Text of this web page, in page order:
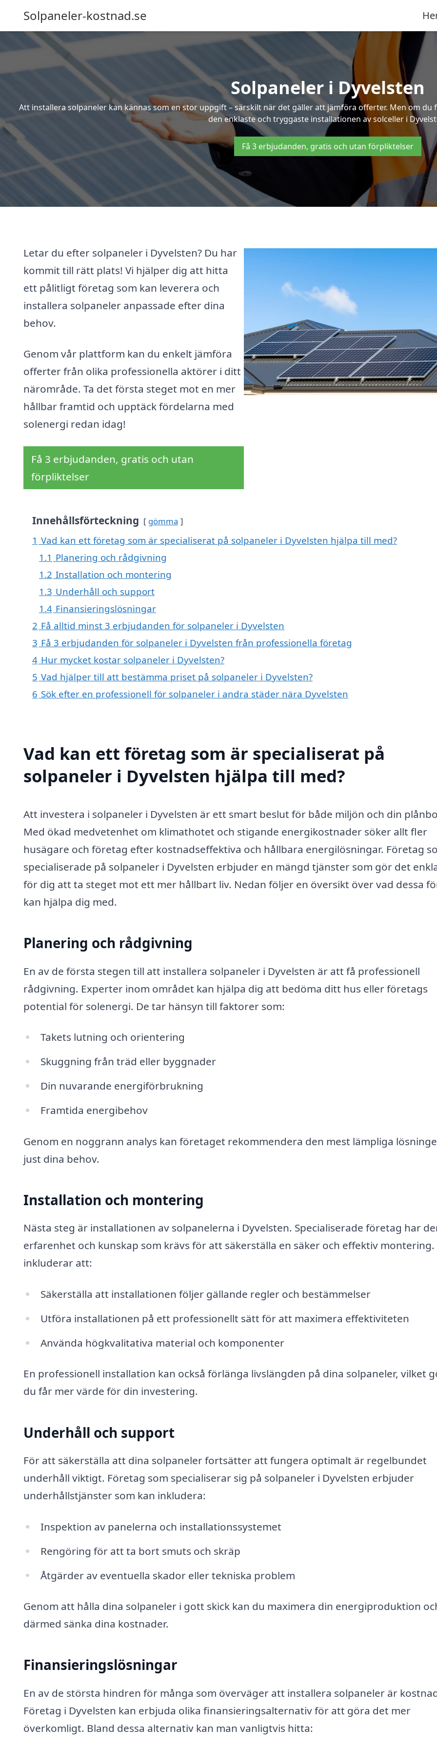
Solpaneler-kostnad.se
Solpaneler i Dyvelsten
Att installera solpaneler kan kännas som en stor uppgift – särskilt när det gäller att jämföra offerter. Men om
den enklaste och tryggaste installationen av solceller i
Få 3 erbjudanden, gratis och utan förpliktelser
Letar du efter solpaneler i Dyvelsten? Du har
kommit till rätt plats! Vi hjälper dig att hitta
ett pålitligt företag som kan leverera och
installera solpaneler anpassade efter dina
behov.
Genom vår plattform kan du enkelt jämföra
offerter från olika professionella aktörer i ditt
närområde. Ta det första steget mot en mer
hållbar framtid och upptäck fördelarna med
solenergi redan idag!
Få 3 erbjudanden, gratis och utan
förpliktelser
Innehållsförteckning gömma
1 Vad kan ett företag som är specialiserat på solpaneler i Dyvelsten hjälpa till med?
1.1 Planering och rådgivning
1.2 Installation och montering
1.3 Underhåll och support
1.4 Finansieringslösningar
2 Få alltid minst 3 erbjudanden för solpaneler i Dyvelsten
3 Få 3 erbjudanden för solpaneler i Dyvelsten från professionella företag
4 Hur mycket kostar solpaneler i Dyvelsten?
5 Vad hjälper till att bestämma priset på solpaneler i Dyvelsten?
6 Sök efter en professionell för solpaneler i andra städer nära Dyvelsten
Vad kan ett företag som är specialiserat på
solpaneler i Dyvelsten hjälpa till med?
Att investera i solpaneler i Dyvelsten är ett smart beslut för både miljön och din
Med ökad medvetenhet om klimathotet och stigande energikostnader söker allt fler
husägare och företag efter kostnadseffektiva och hållbara energilösningar. Företag
specialiserade på solpaneler i Dyvelsten erbjuder en mängd tjänster som gör det
för dig att ta steget mot ett mer hållbart liv. Nedan följer en översikt över vad dessa
kan hjälpa dig med.
Planering och rådgivning
En av de första stegen till att installera solpaneler i Dyvelsten är att få professionell
rådgivning. Experter inom området kan hjälpa dig att bedöma ditt hus eller företags
potential för solenergi. De tar hänsyn till faktorer som:
Takets lutning och orientering
Skuggning från träd eller byggnader
Din nuvarande energiförbrukning
Framtida energibehov
Genom en noggrann analys kan företaget rekommendera den mest lämpliga
just dina behov.
Installation och montering
Nästa steg är installationen av solpanelerna i Dyvelsten. Specialiserade företag har
erfarenhet och kunskap som krävs för att säkerställa en säker och effektiv montering.
inkluderar att:
Säkerställa att installationen följer gällande regler och bestämmelser
Utföra installationen på ett professionellt sätt för att maximera effektiviteten
Använda högkvalitativa material och komponenter
En professionell installation kan också förlänga livslängden på dina solpaneler, vilket
du får mer värde för din investering.
Underhåll och support
För att säkerställa att dina solpaneler fortsätter att fungera optimalt är regelbundet
underhåll viktigt. Företag som specialiserar sig på solpaneler i Dyvelsten erbjuder
underhållstjänster som kan inkludera:
Inspektion av panelerna och installationssystemet
Rengöring för att ta bort smuts och skräp
Åtgärder av eventuella skador eller tekniska problem
Genom att hålla dina solpaneler i gott skick kan du maximera din energiproduktion
därmed sänka dina kostnader.
Finansieringslösningar
En av de största hindren för många som överväger att installera solpaneler är
Företag i Dyvelsten kan erbjuda olika finansieringsalternativ för att göra det mer
överkomligt. Bland dessa alternativ kan man vanligtvis hitta: